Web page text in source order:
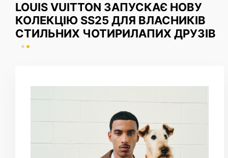
LOUIS VUITTON ЗАПУСКАЄ НОВУ
КОЛЕКЦІЮ SS25 ДЛЯ ВЛАСНИКІВ
СТИЛЬНИХ ЧОТИРИЛАПИХ ДРУЗІВ